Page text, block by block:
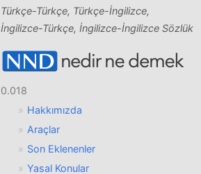
Türkçe-Türkçe, Türkçe-İngilizce,
İngilizce-Türkçe, İngilizce-İngilizce Sözlük
0.018
Hakkımızda
Araçlar
Son Eklenenler
Yasal Konular